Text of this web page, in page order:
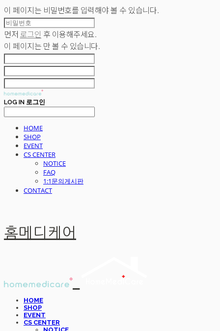
이 페이지는 비밀번호를 입력해야 볼 수 있습니다.
먼저 로그인 후 이용해주세요.
이 페이지는 만 볼 수 있습니다.
LOG IN 로그인
HOME
SHOP
EVENT
CS CENTER
NOTICE
FAQ
1:1문의게시판
CONTACT
홈메디케어
HOME
SHOP
EVENT
CS CENTER